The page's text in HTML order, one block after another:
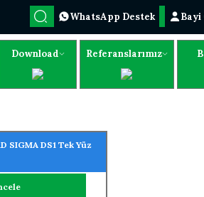
WhatsApp Destek Bayi
Download Referanslarımız
SIGMA DS1 Tek Yüz